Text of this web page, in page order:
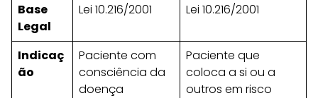
Base
Legal
Lei 10.216/2001 Lei 10.216/2001
Indicaç
ão
Paciente com
consciência da
doença
Paciente que
coloca a si ou a
outros em risco